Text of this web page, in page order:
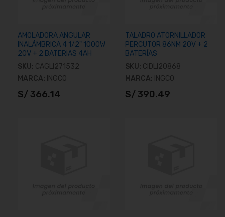
AMOLADORA ANGULAR
INALÁMBRICA 4 1/2" 1000W
20V + 2 BATERIAS 4AH
SKU: CAGLI271532
MARCA: INGCO
S/ 366.14
TALADRO ATORNILLADOR
PERCUTOR 86NM 20V + 2
BATERÍAS
SKU: CIDLI20868
MARCA: INGCO
S/ 390.49